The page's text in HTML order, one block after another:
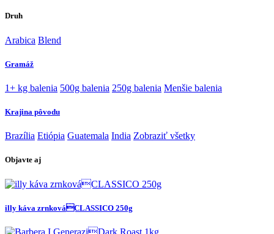
Druh
Arabica Blend
Gramáž
1+ kg balenia 500g balenia 250g balenia Menšie balenia
Krajina pôvodu
Brazília Etiópia Guatemala India Zobraziť všetky
Objavte aj
illy káva zrnkováCLASSICO 250g